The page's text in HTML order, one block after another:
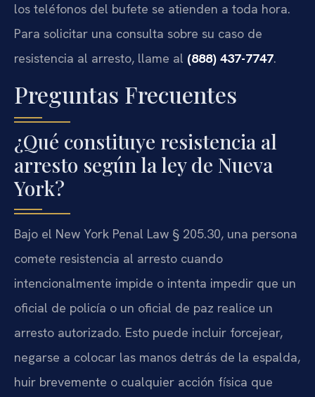
los teléfonos del bufete se atienden a toda hora.
Para solicitar una consulta sobre su caso de
resistencia al arresto, llame al (888) 437-7747.
Preguntas Frecuentes
¿Qué constituye resistencia al
arresto según la ley de Nueva
York?
Bajo el New York Penal Law § 205.30, una persona
comete resistencia al arresto cuando
intencionalmente impide o intenta impedir que un
oficial de policía o un oficial de paz realice un
arresto autorizado. Esto puede incluir forcejear,
negarse a colocar las manos detrás de la espalda,
huir brevemente o cualquier acción física que